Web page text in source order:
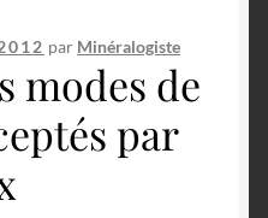
par Minéralogiste
modes de
par